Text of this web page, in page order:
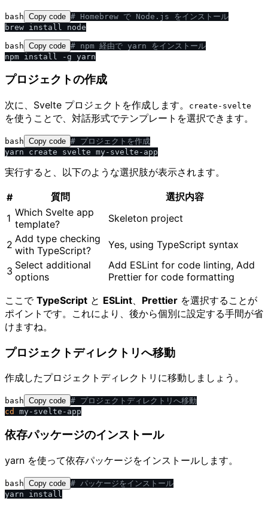
bash Copy code # Homebrew で Node.js をインストール
bash Copy code # npm 経由で yarn をインストール
プロジェクトの作成
次に、Svelte プロジェクトを作成します。 create-svelte
を使うことで、対話形式でテンプレートを選択できます。
bash Copy code # プロジェクトを作成
実行すると、以下のような選択肢が表示されます。
# 質問
選択内容
1 Which Svelte app
template?
Skeleton project
2 Add type checking
with TypeScript?
Yes, using TypeScript syntax
3 Select additional
options
Add ESLint for code linting, Add
Prettier for code formatting
ここで TypeScript と ESLint、 Prettier を選択することが
ポイントです。これにより、後から個別に設定する手間が省
けますね。
プロジェクトディレクトリへ移動
作成したプロジェクトディレクトリに移動しましょう。
bash Copy code # プロジェクトディレクトリへ移動
cd
依存パッケージのインストール
yarn を使って依存パッケージをインストールします。
bash Copy code # パッケージをインストール